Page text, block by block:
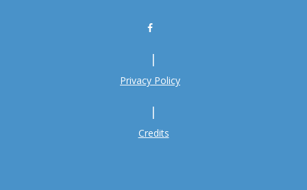
|
Privacy Policy
|
Credits